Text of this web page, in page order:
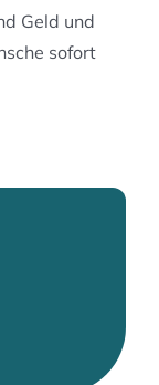
Geld und
sofort